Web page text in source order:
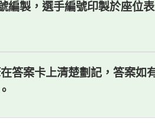
編製，選手編號印製於座位
答案卡上清楚劃記，答案